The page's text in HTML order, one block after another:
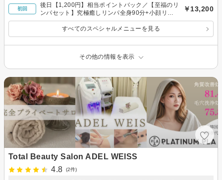
初回
後日【1,200円】相当ポイントバック／【至福のリ
ンパセット】究極癒しリンパ全身90分+小顔リン
パフェイシャル120分
￥13,200
すべてのスペシャルメニューを見る
その他の情報を表示
Total Beauty Salon ADEL WEISS
4.8
(2件)